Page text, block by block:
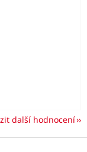
další hodnocení